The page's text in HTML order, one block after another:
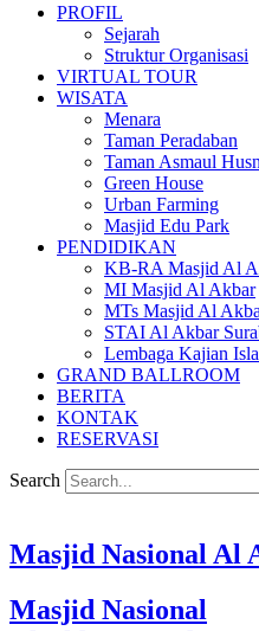
PROFIL
Sejarah
Struktur Organisasi
VIRTUAL TOUR
WISATA
Menara
Taman Peradaban
Taman Asmaul
Green House
Urban Farming
Masjid Edu Park
PENDIDIKAN
KB-RA Masjid Al
MI Masjid Al Akbar
MTs Masjid Al
STAI Al Akbar
Lembaga Kajian
GRAND BALLROOM
BERITA
KONTAK
RESERVASI
Search
Masjid Nasional Al
Masjid Nasional